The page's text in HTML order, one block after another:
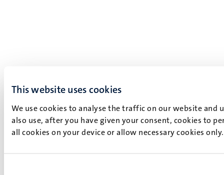
This website uses cookies
We use cookies to analyse the traffic on our website and
also use, after you have given your consent, cookies to
all cookies on your device or allow necessary cookies